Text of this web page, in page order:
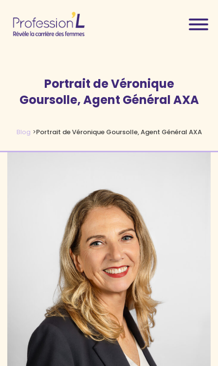
Portrait de Véronique
Goursolle, Agent Général AXA
Blog >Portrait de Véronique Goursolle, Agent Général AXA